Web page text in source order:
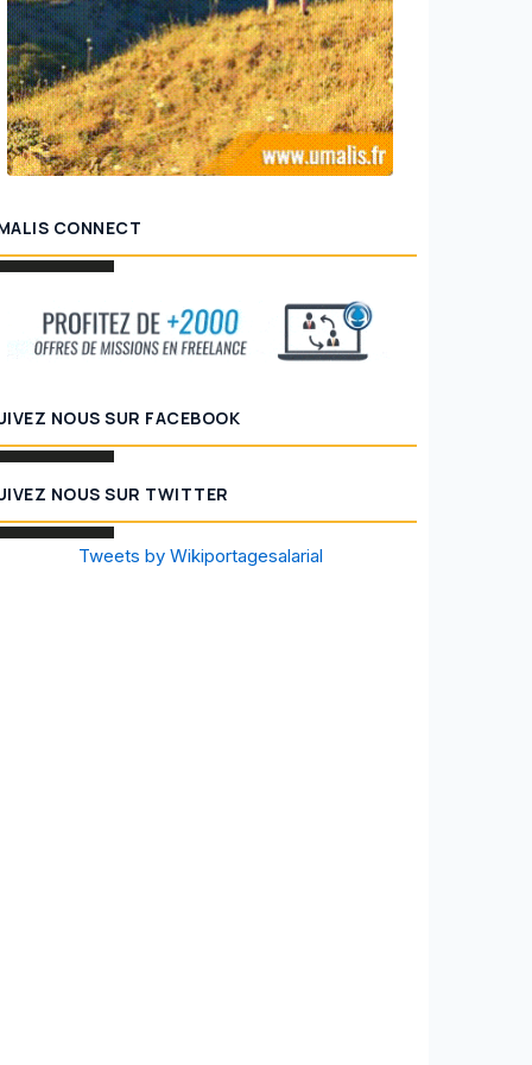
: la courbe en K qui menace
de jeunes actifs
PortageAI
CONNECT
NOUS SUR FACEBOOK
NOUS SUR TWITTER
Tweets by Wikiportagesalarial